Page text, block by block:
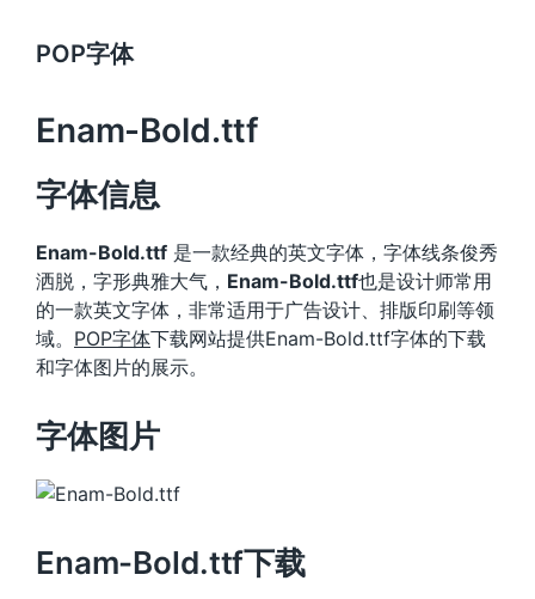
POP字体
Enam-Bold.ttf
字体信息
Enam-Bold.ttf 是一款经典的英文字体，字体线条俊秀
洒脱，字形典雅大气， Enam-Bold.ttf也是设计师常用
的一款英文字体，非常适用于广告设计、排版印刷等领
域。 POP字体下载网站提供Enam-Bold.ttf字体的下载
和字体图片的展示。
字体图片
Enam-Bold.ttf下载